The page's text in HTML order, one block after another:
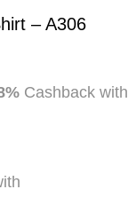
– A306
Cashback with